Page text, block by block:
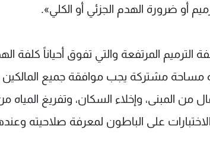
أو ضرورة الهدم الجزئي أو الكلي».
المرتفعة والتي تفوق أحياناً كلفة
مساحة مشتركة يجب موافقة جميع
المبنى، وإخلاء السكان، وتفريغ المياه
على الباطون لمعرفة صلاحيته